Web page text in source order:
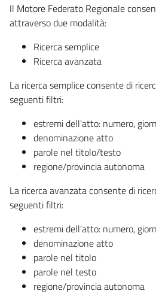
Il Motore Federato Regionale
attraverso due modalità:
Ricerca semplice
Ricerca avanzata
La ricerca semplice consente di
seguenti filtri:
estremi dell'atto: numero,
denominazione atto
parole nel titolo/testo
regione/provincia autonoma
La ricerca avanzata consente di
seguenti filtri:
estremi dell'atto: numero,
denominazione atto
parole nel titolo
parole nel testo
regione/provincia autonoma